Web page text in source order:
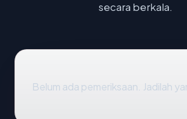
secara berkala.
Belum ada pemeriksaan. Jadilah